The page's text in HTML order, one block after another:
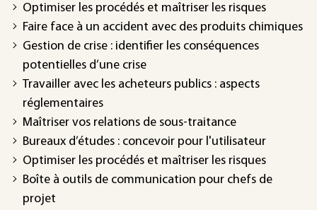
Optimiser les procédés et maîtriser les risques
Faire face à un accident avec des produits chimiques
Gestion de crise : identifier les conséquences
potentielles d’une crise
Travailler avec les acheteurs publics : aspects
réglementaires
Maîtriser vos relations de sous-traitance
Bureaux d’études : concevoir pour l'utilisateur
Optimiser les procédés et maîtriser les risques
Boîte à outils de communication pour chefs de
projet